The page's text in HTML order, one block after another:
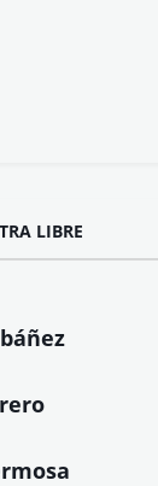
LIBRE